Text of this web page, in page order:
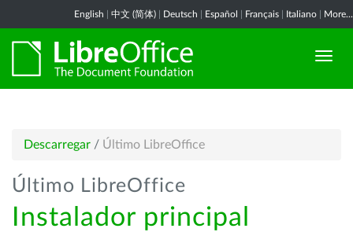
English 中文 (简体) Deutsch Español Français Italiano More...
Descarregar / Último LibreOffice
Último LibreOffice
Instalador principal